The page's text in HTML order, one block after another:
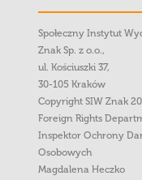
Społeczny Instytut
Znak Sp. z o.o.,
ul. Kościuszki 37,
30-105 Kraków
Copyright SIW Znak
Foreign Rights
Inspektor Ochrony
Osobowych
Magdalena Heczko